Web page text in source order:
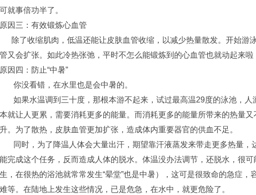
可就事倍功半了。
原因三：有效锻炼心血管
除了收缩肌肉，低温还能让皮肤血管收缩，以减少热量散发。开始游
管又会扩张。如此冷热张弛，平时不怎么能锻炼到的心血管也就动起来啦
原因四：防止“中暑”
你没看错，在水里也是会中暑的。
如果水温调到三十度，那根本游不起来，试过最高温29度的泳池，人
本就让人更累，需要消耗更多的能量。而消耗更多的能量所带来的热量
升。为了散热，皮肤血管更加扩张，造成体内重要器官的供血不足。
同时，为了降温人体会大量出汗，期望靠汗液蒸发来带走更多热量，
能完成这个任务，反而造成人体的脱水。体温没办法调节，还脱水，很
生，在很热的浴池就常常发生“晕堂”也是中暑），这可是很致命的急症，
难等。在陆地上发生这些情况，已是危急，在水中，就更危险了。